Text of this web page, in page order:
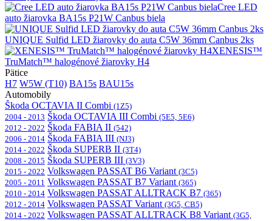
Cree LED
auto žiarovka BA15s P21W Canbus biela
UNIQUE Sulfid LED žiarovky do auta C5W 36mm Canbus 2ks
XENESIS™
TruMatch™ halogénové žiarovky H4
Pätice
H7 W5W (T10) BA15s BAU15s
Automobily
Škoda OCTAVIA II Combi (1Z5)
2004 - 2013 Škoda OCTAVIA III Combi (5E5, 5E6)
2012 - 2022 Škoda FABIA II (542)
2006 - 2014 Škoda FABIA III (NJ3)
2014 - 2022 Škoda SUPERB II (3T4)
2008 - 2015 Škoda SUPERB III (3V3)
2015 - 2022 Volkswagen PASSAT B6 Variant (3C5)
2005 - 2011 Volkswagen PASSAT B7 Variant (365)
2010 - 2014 Volkswagen PASSAT ALLTRACK B7 (365)
2012 - 2014 Volkswagen PASSAT Variant (3G5, CB5)
2014 - 2022 Volkswagen PASSAT ALLTRACK B8 Variant (3G5,